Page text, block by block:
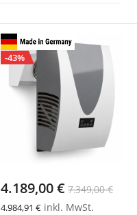
-43%
4.189,00 € 7.349,00 €
4.984,91 € inkl. MwSt.